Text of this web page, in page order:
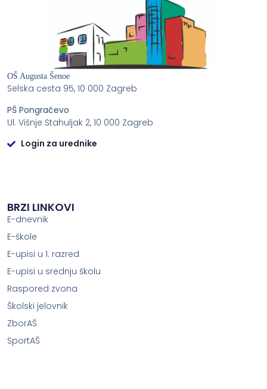
OŠ Augusta Šenoe
Selska cesta 95, 10 000 Zagreb
PŠ Pongračevo
Ul. Višnje Stahuljak 2, 10 000 Zagreb
Login za urednike
BRZI LINKOVI
E-dnevnik
E-škole
E-upisi u 1. razred
E-upisi u srednju školu
Raspored zvona
Školski jelovnik
ZborAŠ
SportAŠ